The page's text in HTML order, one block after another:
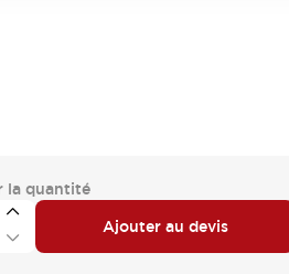
la quantité
Ajouter au devis